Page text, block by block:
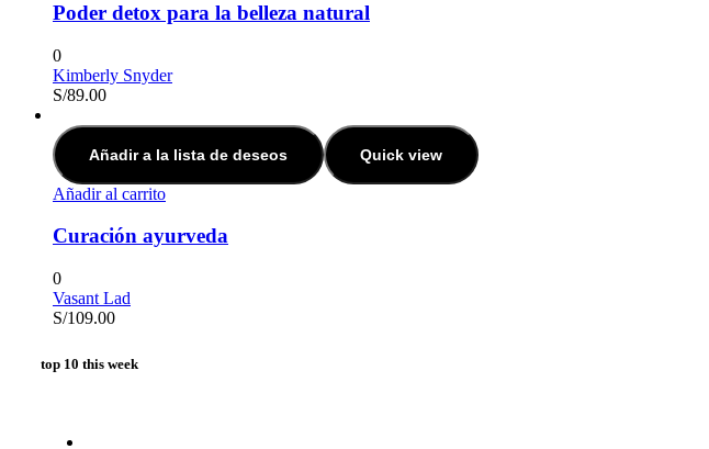
Poder detox para la belleza natural
0
Kimberly Snyder
S/89.00
Añadir a la lista de deseos Quick view
Añadir al carrito
Curación ayurveda
0
Vasant Lad
S/109.00
top 10 this week